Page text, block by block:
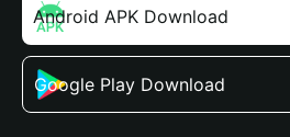
Android APK Download
Google Play Download